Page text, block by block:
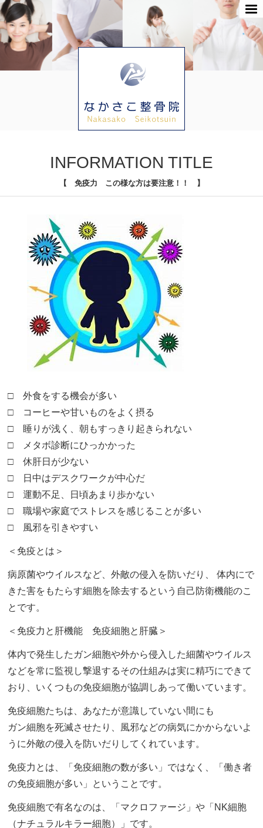
INFORMATION TITLE
【 免疫力 この様な方は要注意！！ 】
□ 外食をする機会が多い
□ コーヒーや甘いものをよく摂る
□ 睡りが浅く、朝もすっきり起きられない
□ メタボ診断にひっかかった
□ 休肝日が少ない
□ 日中はデスクワークが中心だ
□ 運動不足、日頃あまり歩かない
□ 職場や家庭でストレスを感じることが多い
□ 風邪を引きやすい
＜免疫とは＞
病原菌やウイルスなど、外敵の侵入を防いだり、 体内にで
きた害をもたらす細胞を除去するという自己防衛機能のこ
とです。
＜免疫力と肝機能 免疫細胞と肝臓＞
体内で発生したガン細胞や外から侵入した細菌やウイルス
などを常に監視し撃退するその仕組みは実に精巧にできて
おり、いくつもの免疫細胞が協調しあって働いています。
免疫細胞たちは、あなたが意識していない間にも
ガン細胞を死滅させたり、風邪などの病気にかからないよ
うに外敵の侵入を防いだりしてくれています。
免疫力とは、「免疫細胞の数が多い」ではなく、「働き者
の免疫細胞が多い」ということです。
免疫細胞で有名なのは、「マクロファージ」や「NK細胞
（ナチュラルキラー細胞）」です。